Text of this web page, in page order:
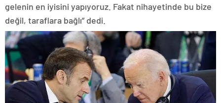
gelenin en iyisini yapıyoruz. Fakat nihayetinde bu bize
değil, taraflara bağlı” dedi.